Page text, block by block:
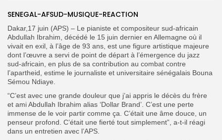
Search
for:
Search
Button
FR
SENEGAL-AFSUD-MUSIQUE-REACTION
Dakar,17 juin (APS) – Le pianiste et compositeur sud-africain
Abdullah Ibrahim, décédé le 15 juin dernier en Allemagne où il
vivait en exil, à l’âge de 93 ans, est une figure artistique majeure
dont l’œuvre a servi de point de départ à l’émergence du jazz
sud-africain, en plus de sa contribution au combat contre
l’apartheid, estime le journaliste et universitaire sénégalais Bouna
Sémou Ndiaye.
“C’est avec une grande douleur que j’ai appris le décès du frère
et ami Abdullah Ibrahim alias ‘Dollar Brand’. C’est une perte
immense de le voir partir comme ça. C’était une âme douce, un
penseur profond. C’était une fierté tout simplement”, a-t-il réagi
dans un entretien avec l’APS.